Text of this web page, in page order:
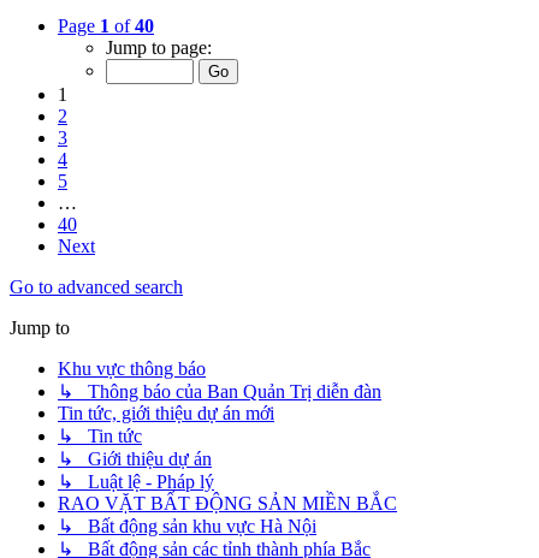
Page 1 of40
Jump to page:
1
2
3
4
5
…
40
Next
Go to advanced search
Jump to
Khu vực thông báo
↳ Thông báo của Ban Quản Trị diễn đàn
Tin tức, giới thiệu dự án mới
↳ Tin tức
↳ Giới thiệu dự án
↳ Luật lệ - Pháp lý
RAO VẶT BẤT ĐỘNG SẢN MIỀN BẮC
↳ Bất động sản khu vực Hà Nội
↳ Bất động sản các tỉnh thành phía Bắc